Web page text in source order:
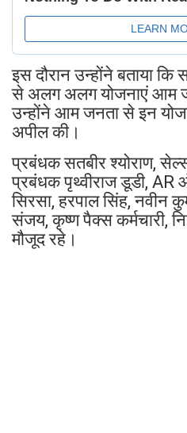
इस दौरान उन्होंने बताया कि
से अलग अलग योजनाएं आम
उन्होंने आम जनता से इन
अपील की।
प्रबंधक सतबीर श्योराण,
प्रबंधक पृथ्वीराज डूडी, AR
सिरसा, हरपाल सिंह, नवीन
संजय, कृष्ण पैक्स कर्मचारी,
मौजूद रहे।